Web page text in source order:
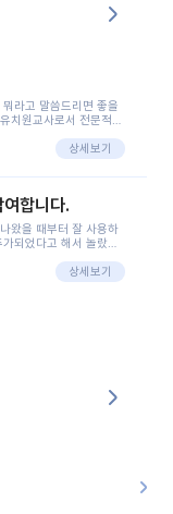
라고 말씀드리면 좋을
치원교사로서 전문적인
ㅜ)꼬망봇의 장점은 지
인지 등그래도 좀 기본
때마다 정보를 입력하는
수 있어서 좋았어요!앞
ㅜㅜㅜ?응대 팁이 정말
해 되지만초임 때는 정
청했었거든요..ㅠ*일지
상세보기
합니다.
왔을 때부터 잘 사용하
되었다고 해서 놀랐습
ㅠ이번에 제가 원에서
께 보시고,저와 비슷한
을 줄이고 학부모님을
추가로 알려준 응대 tip
을 숙지하여 좀 더 전문
니다.꼬망세 AI학부모 응
상세보기